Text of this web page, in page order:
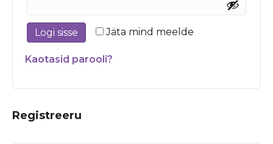
Jäta mind meelde
Logi sisse
Kaotasid parooli?
Registreeru